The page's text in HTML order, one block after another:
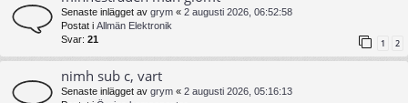
Senaste inlägget av grym « 2 augusti 2026, 06:52:58
Postat i Allmän Elektronik
Svar: 21 1 2
nimh sub c, vart
Senaste inlägget av grym « 2 augusti 2026, 05:16:13